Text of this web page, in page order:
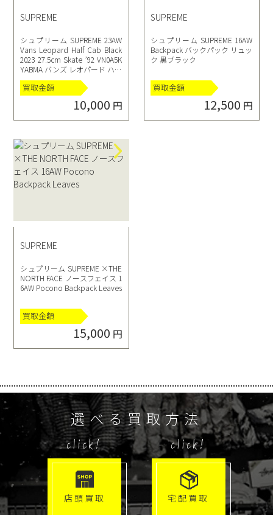
SUPREME
シュプリーム SUPREME 23AW
Vans Leopard Half Cab Black
2023 27.5cm Skate ’92 VN0A5K
YABMA バンズ レオパード ハー
フキャブ ブラック スケシュー
スニーカー
買取金額
10,000 円
SUPREME
シュプリーム SUPREME 16AW
Backpack バックパック リュッ
ク 黒ブラック
買取金額
12,500 円
SUPREME
シュプリーム SUPREME ×THE
NORTH FACE ノースフェイス 1
6AW Pocono Backpack Leaves
買取金額
15,000 円
選べる買取方法
click!
店頭買取
click!
宅配買取